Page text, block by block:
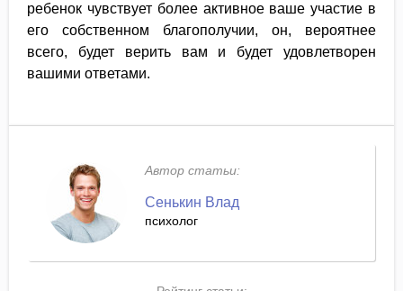
ребенок чувствует более активное ваше участие в
его собственном благополучии, он, вероятнее
всего, будет верить вам и будет удовлетворен
вашими ответами.
Автор статьи:
Сенькин Влад
психолог